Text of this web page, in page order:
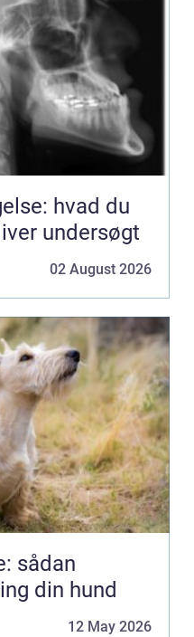
hvad du
undersøgt
02 August 2026
sådan
din hund
12 May 2026